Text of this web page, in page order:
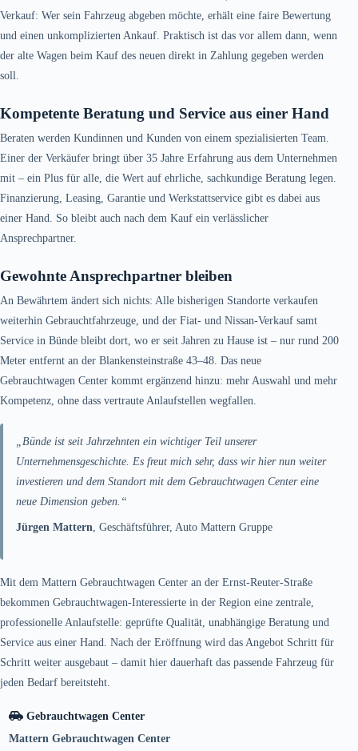
Verkauf: Wer sein Fahrzeug abgeben möchte, erhält eine faire Bewertung
und einen unkomplizierten Ankauf. Praktisch ist das vor allem dann, wenn
der alte Wagen beim Kauf des neuen direkt in Zahlung gegeben werden
soll.
Kompetente Beratung und Service aus einer Hand
Beraten werden Kundinnen und Kunden von einem spezialisierten Team.
Einer der Verkäufer bringt über 35 Jahre Erfahrung aus dem Unternehmen
mit – ein Plus für alle, die Wert auf ehrliche, sachkundige Beratung legen.
Finanzierung, Leasing, Garantie und Werkstattservice gibt es dabei aus
einer Hand. So bleibt auch nach dem Kauf ein verlässlicher
Ansprechpartner.
Gewohnte Ansprechpartner bleiben
An Bewährtem ändert sich nichts: Alle bisherigen Standorte verkaufen
weiterhin Gebrauchtfahrzeuge, und der Fiat- und Nissan-Verkauf samt
Service in Bünde bleibt dort, wo er seit Jahren zu Hause ist – nur rund 200
Meter entfernt an der Blankensteinstraße 43–48. Das neue
Gebrauchtwagen Center kommt ergänzend hinzu: mehr Auswahl und mehr
Kompetenz, ohne dass vertraute Anlaufstellen wegfallen.
„Bünde ist seit Jahrzehnten ein wichtiger Teil unserer
Unternehmensgeschichte. Es freut mich sehr, dass wir hier nun weiter
investieren und dem Standort mit dem Gebrauchtwagen Center eine
neue Dimension geben.“
Jürgen Mattern , Geschäftsführer, Auto Mattern Gruppe
Mit dem Mattern Gebrauchtwagen Center an der Ernst-Reuter-Straße
bekommen Gebrauchtwagen-Interessierte in der Region eine zentrale,
professionelle Anlaufstelle: geprüfte Qualität, unabhängige Beratung und
Service aus einer Hand. Nach der Eröffnung wird das Angebot Schritt für
Schritt weiter ausgebaut – damit hier dauerhaft das passende Fahrzeug für
jeden Bedarf bereitsteht.
Gebrauchtwagen Center
Mattern Gebrauchtwagen Center